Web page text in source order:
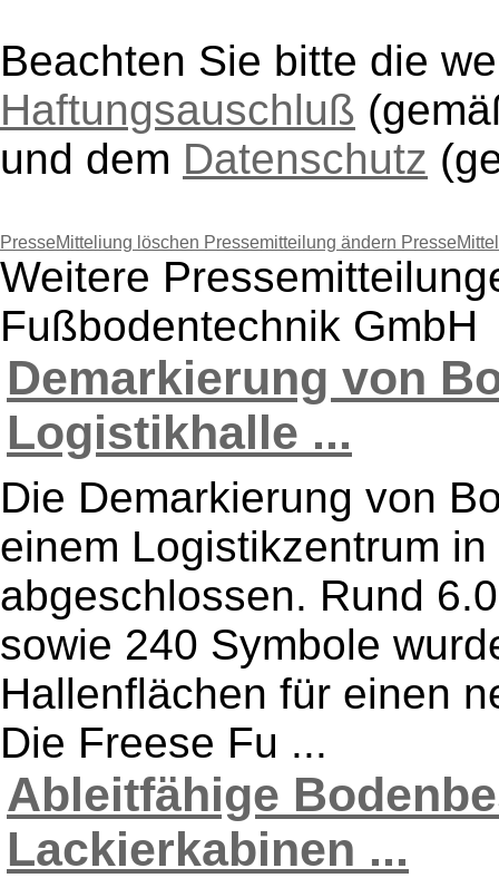
Beachten Sie bitte die
Haftungsauschluß
und dem Datenschutz
PresseMitteliung löschen Pressemitteilung ändern
Weitere
Fußbodentechnik GmbH
Demarkierung von
Logistikhalle ...
Die Demarkierung von
einem Logistikzentrum
abgeschlossen. Rund
sowie 240 Symbole
Hallenflächen für einen
Die Freese Fu ...
Ableitfähige
Lackierkabinen ...